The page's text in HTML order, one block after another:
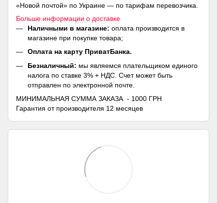
«Новой почтой» по Украине — по тарифам перевозчика.
Больше информации о доставке
Наличными в магазине: оплата производится в
магазине при покупке товара;
Оплата на карту ПриватБанка.
Безналичный: мы являемся плательщиком единого
налога по ставке 3% + НДС. Счет может быть
отправлен по электронной почте.
МИНИМАЛЬНАЯ СУММА ЗАКАЗА - 1000 ГРН
Гарантия от производителя 12 месяцев